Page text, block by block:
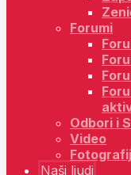
Forumi
Odbori i
Video
Naši ljudi